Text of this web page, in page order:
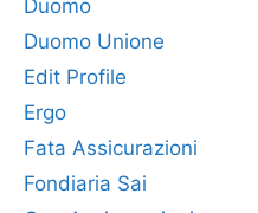
Duomo
Duomo Unione
Edit Profile
Ergo
Fata Assicurazioni
Fondiaria Sai